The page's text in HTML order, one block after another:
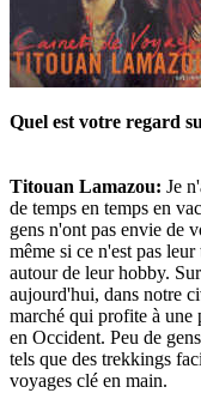
Quel est votre regard
Titouan Lamazou: Je
de temps en temps en
gens n'ont pas envie de
même si ce n'est pas
autour de leur hobby.
aujourd'hui, dans notre
marché qui profite à une
en Occident. Peu de
tels que des trekkings
voyages clé en main.